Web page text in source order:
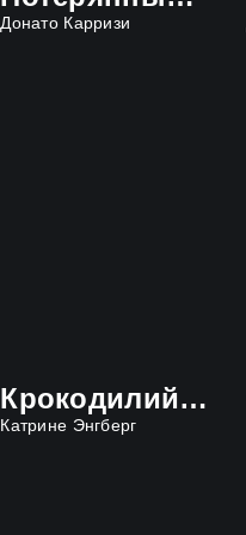
Донато Карризи
Крокодилий сторож
Катрине Энгберг